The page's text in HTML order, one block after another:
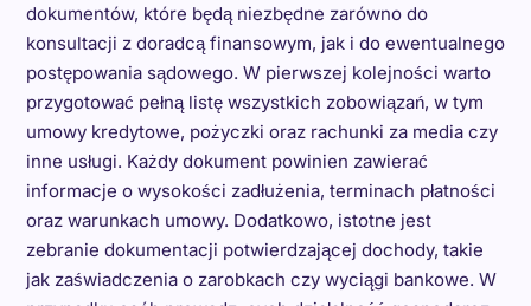
dokumentów, które będą niezbędne zarówno do
konsultacji z doradcą finansowym, jak i do ewentualnego
postępowania sądowego. W pierwszej kolejności warto
przygotować pełną listę wszystkich zobowiązań, w tym
umowy kredytowe, pożyczki oraz rachunki za media czy
inne usługi. Każdy dokument powinien zawierać
informacje o wysokości zadłużenia, terminach płatności
oraz warunkach umowy. Dodatkowo, istotne jest
zebranie dokumentacji potwierdzającej dochody, takie
jak zaświadczenia o zarobkach czy wyciągi bankowe. W